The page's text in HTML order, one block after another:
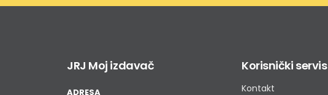
JRJ Moj izdavač
ADRESA
Korisnički servis
Kontakt